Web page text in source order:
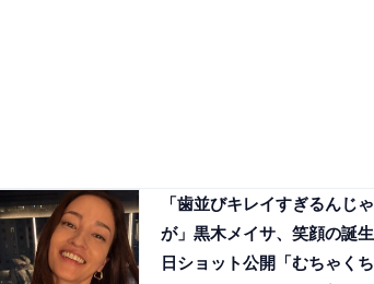
「歯並びキレイすぎるんじゃ
が」黒木メイサ、笑顔の誕生
日ショット公開「むちゃくち